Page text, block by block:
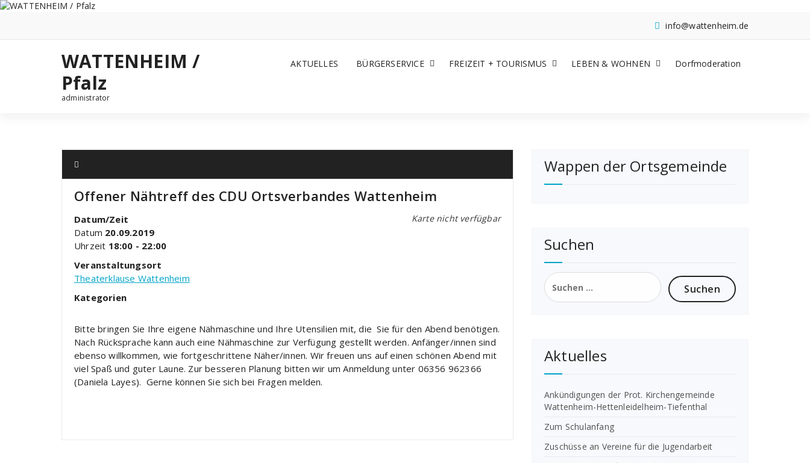
Zum
info@wattenheim.de
WATTENHEIM /
Pfalz
administrator
AKTUELLES BÜRGERSERVICE FREIZEIT + TOURISMUS LEBEN & WOHNEN Dorfmoderation
Offener Nähtreff des CDU Ortsverbandes Wattenheim
Karte nicht verfügbar
Datum/Zeit
Datum 20.09.2019
Uhrzeit 18:00 - 22:00
Veranstaltungsort
Theaterklause Wattenheim
Kategorien
Bitte bringen Sie Ihre eigene Nähmaschine und Ihre Utensilien mit, die Sie für den Abend benötigen.
Nach Rücksprache kann auch eine Nähmaschine zur Verfügung gestellt werden. Anfänger/innen sind
ebenso willkommen, wie fortgeschrittene Näher/innen. Wir freuen uns auf einen schönen Abend mit
viel Spaß und guter Laune. Zur besseren Planung bitten wir um Anmeldung unter 06356 962366
(Daniela Layes). Gerne können Sie sich bei Fragen melden.
Wappen der Ortsgemeinde
Suchen
Suchen
nach:
Aktuelles
Ankündigungen der Prot. Kirchengemeinde
Wattenheim-Hettenleidelheim-Tiefenthal
Zum Schulanfang
Zuschüsse an Vereine für die Jugendarbeit